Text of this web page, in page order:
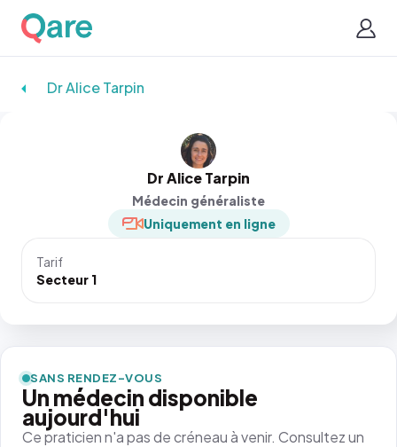
Dr Alice Tarpin
Dr Alice Tarpin
Médecin généraliste
Uniquement en ligne
Tarif
Secteur 1
SANS RENDEZ-VOUS
Un médecin disponible
aujourd'hui
Ce praticien n'a pas de créneau à venir. Consultez un